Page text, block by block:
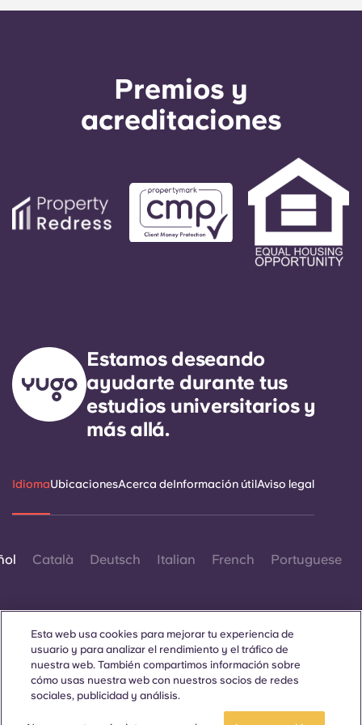
Premios y
acreditaciones
Estamos deseando
ayudarte durante tus
estudios universitarios y
más allá.
IdiomaUbicacionesAcerca deInformación útilAviso legal
Català Deutsch Italian French Portuguese
Contáctanos
Esta web usa cookies para mejorar tu experiencia de
usuario y para analizar el rendimiento y el tráfico de
nuestra web. También compartimos información sobre
cómo usas nuestra web con nuestros socios de redes
sociales, publicidad y análisis.